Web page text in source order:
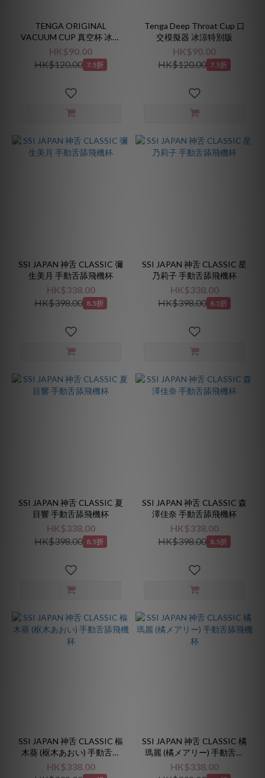
TENGA ORIGINAL
VACUUM CUP 真空杯 冰感
限定版
HK$90.00
HK$120.00 7.5折
Tenga Deep Throat Cup 口
交模擬器 冰涼特別版
HK$90.00
HK$120.00 7.5折
SSI JAPAN 神舌 CLASSIC 彌
生美月 手動舌舔飛機杯
HK$338.00
HK$398.00 8.5折
SSI JAPAN 神舌 CLASSIC 星
乃莉子 手動舌舔飛機杯
HK$338.00
HK$398.00 8.5折
SSI JAPAN 神舌 CLASSIC 夏
目響 手動舌舔飛機杯
HK$338.00
HK$398.00 8.5折
SSI JAPAN 神舌 CLASSIC 森
澤佳奈 手動舌舔飛機杯
HK$338.00
HK$398.00 8.5折
SSI JAPAN 神舌 CLASSIC 樞
木葵 (枢木あおい) 手動舌舔
飛機杯
HK$338.00
SSI JAPAN 神舌 CLASSIC 橘
瑪麗 (橘メアリー) 手動舌舔
飛機杯
HK$338.00